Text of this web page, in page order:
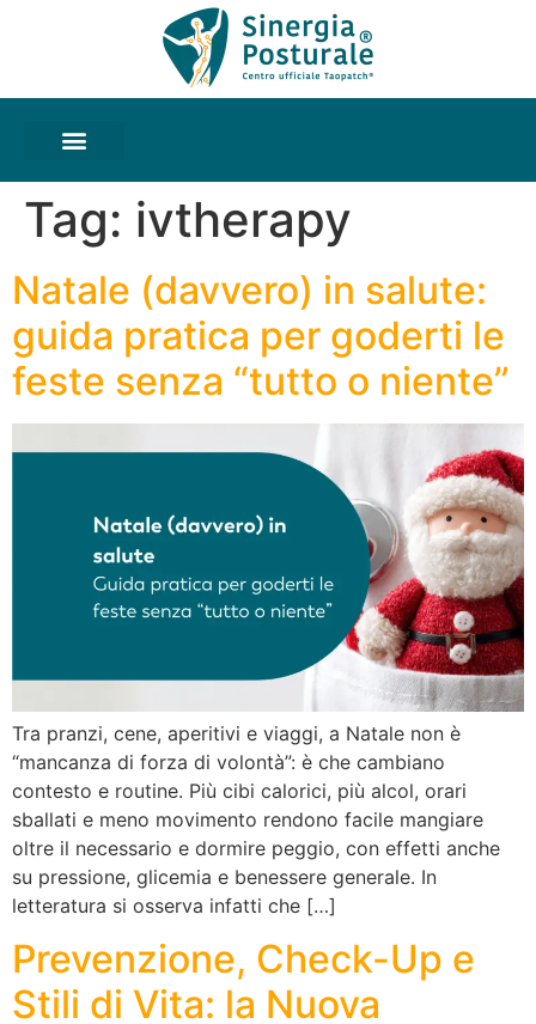
Tag: ivtherapy
Natale (davvero) in salute:
guida pratica per goderti le
feste senza “tutto o niente”
Tra pranzi, cene, aperitivi e viaggi, a Natale non è
“mancanza di forza di volontà”: è che cambiano
contesto e routine. Più cibi calorici, più alcol, orari
sballati e meno movimento rendono facile mangiare
oltre il necessario e dormire peggio, con effetti anche
su pressione, glicemia e benessere generale. In
letteratura si osserva infatti che […]
Prevenzione, Check-Up e
Stili di Vita: la Nuova